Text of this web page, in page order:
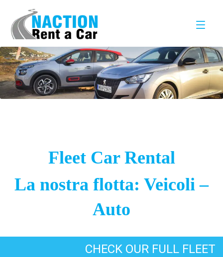
Fleet Car Rental
La nostra flotta: Veicoli –
Auto
CHECK OUR FULL FLEET